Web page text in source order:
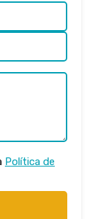
Política de